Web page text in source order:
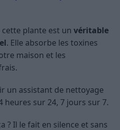
plante est un véritable
. Elle absorbe les toxines
maison et les
un assistant de nettoyage
heures sur 24, 7 jours sur 7.
? Il le fait en silence et sans